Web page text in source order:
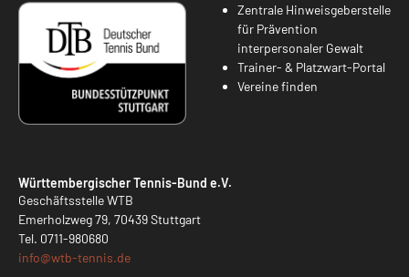
Zentrale Hinweisgeberstelle
für Prävention
interpersonaler Gewalt
Trainer- & Platzwart-Portal
Vereine finden
Württembergischer Tennis-Bund e.V.
Geschäftsstelle WTB
Emerholzweg 79, 70439 Stuttgart
Tel. 0711-980680
info@wtb-tennis.de